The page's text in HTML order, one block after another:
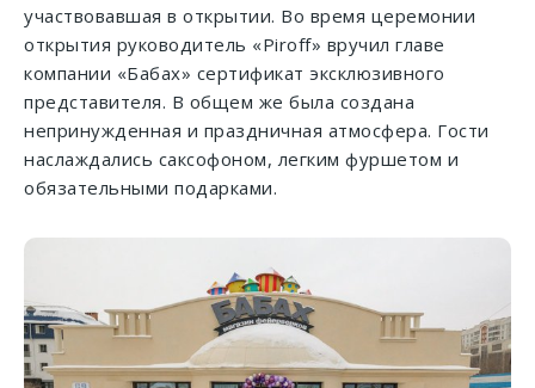
участвовавшая в открытии. Во время церемонии
открытия руководитель «Piroff» вручил главе
компании «Бабах» сертификат эксклюзивного
представителя. В общем же была создана
непринужденная и праздничная атмосфера. Гости
наслаждались саксофоном, легким фуршетом и
обязательными подарками.